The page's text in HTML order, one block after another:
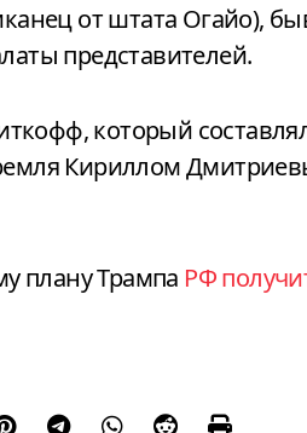
от штата Огайо),
представителей.
который
Кириллом
плану Трампа РФ